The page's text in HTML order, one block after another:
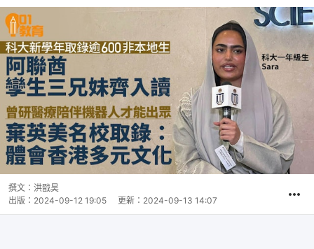
撰文： 洪戩昊
出版： 2024-09-12 19:05 更新： 2024-09-13 14:07